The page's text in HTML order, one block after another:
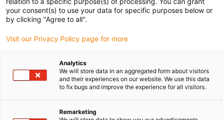
Standardprodukt direkt finden
Sie möchten wissen, ob Ihr Bauteil als Standardprodukt direkt
verfügbar ist?
Laden Sie Ihre CAD-Datei hoch und wir durchsuchen für Sie
your consent(s) to use your data for specific purposes below or
by clicking "Agree to all".
Visit our Privacy Policy page for more
Analytics
We will store data in an aggregated form about visitors
and their experiences on our website. We use this data
to fix bugs and improve the experience for all visitors.
Remarketing